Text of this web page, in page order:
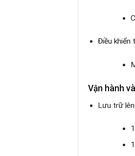
Điều khiển
Vận hành
Lưu trữ lên